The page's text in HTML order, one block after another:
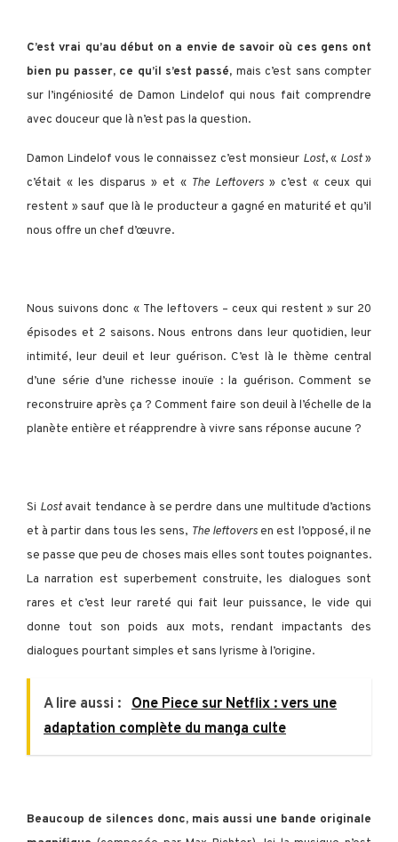
C’est vrai qu’au début on a envie de savoir où ces gens ont
bien pu passer, ce qu’il s’est passé, mais c’est sans compter
sur l’ingéniosité de Damon Lindelof qui nous fait comprendre
avec douceur que là n’est pas la question.
Damon Lindelof vous le connaissez c’est monsieur Lost, « Lost»
c’était « les disparus » et « The Leftovers » c’est « ceux qui
restent » sauf que là le producteur a gagné en maturité et qu’il
nous offre un chef d’œuvre.
Nous suivons donc « The leftovers – ceux qui restent » sur 20
épisodes et 2 saisons. Nous entrons dans leur quotidien, leur
intimité, leur deuil et leur guérison. C’est là le thème central
d’une série d’une richesse inouïe : la guérison. Comment se
reconstruire après ça ? Comment faire son deuil à l’échelle de la
planète entière et réapprendre à vivre sans réponse aucune ?
Si Lostavait tendance à se perdre dans une multitude d’actions
et à partir dans tous les sens, The leftoversen est l’opposé, il ne
se passe que peu de choses mais elles sont toutes poignantes.
La narration est superbement construite, les dialogues sont
rares et c’est leur rareté qui fait leur puissance, le vide qui
donne tout son poids aux mots, rendant impactants des
dialogues pourtant simples et sans lyrisme à l’origine.
A lire aussi : One Piece sur Netflix : vers une
adaptation complète du manga culte
Beaucoup de silences donc, mais aussi une bande originale